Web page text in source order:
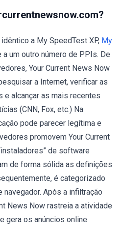
a My SpeedTest XP, My
a um outro número de PPIs. De
Your Current News Now
a Internet, verificar as
alcançar as mais recentes
(CNN, Fox, etc.) Na
pode parecer legítima e
promovem Your Current
de software
de forma sólida as definições
é categorizado
Após a infiltração
News Now rastreia a atividade
gera os anúncios online